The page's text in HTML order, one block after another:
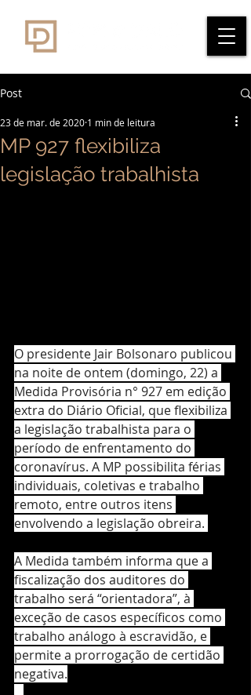
Post
MP 927 flexibiliza
legislação trabalhista
23 de mar. de 2020 1 min de leitura
O presidente Jair Bolsonaro publicou
na noite de ontem (domingo, 22) a
Medida Provisória n° 927 em edição
extra do Diário Oficial, que flexibiliza
a legislação trabalhista para o
período de enfrentamento do
coronavírus. A MP possibilita férias
individuais, coletivas e trabalho
remoto, entre outros itens
envolvendo a legislação obreira.
A Medida também informa que a
fiscalização dos auditores do
trabalho será “orientadora”, à
exceção de casos específicos como
trabalho análogo à escravidão, e
permite a prorrogação de certidão
negativa.